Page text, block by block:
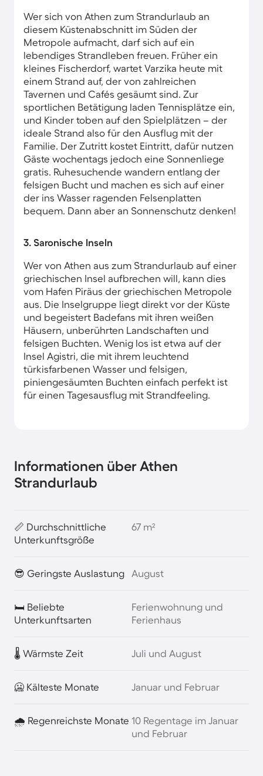
Wer sich von Athen zum Strandurlaub an
diesem Küstenabschnitt im Süden der
Metropole aufmacht, darf sich auf ein
lebendiges Strandleben freuen. Früher ein
kleines Fischerdorf, wartet Varzika heute mit
einem Strand auf, der von zahlreichen
Tavernen und Cafés gesäumt sind. Zur
sportlichen Betätigung laden Tennisplätze ein,
und Kinder toben auf den Spielplätzen – der
ideale Strand also für den Ausflug mit der
Familie. Der Zutritt kostet Eintritt, dafür nutzen
Gäste wochentags jedoch eine Sonnenliege
gratis. Ruhesuchende wandern entlang der
felsigen Bucht und machen es sich auf einer
der ins Wasser ragenden Felsenplatten
bequem. Dann aber an Sonnenschutz denken!
3. Saronische Inseln
Wer von Athen aus zum Strandurlaub auf einer
griechischen Insel aufbrechen will, kann dies
vom Hafen Piräus der griechischen Metropole
aus. Die Inselgruppe liegt direkt vor der Küste
und begeistert Badefans mit ihren weißen
Häusern, unberührten Landschaften und
felsigen Buchten. Wenig los ist etwa auf der
Insel Agistri, die mit ihrem leuchtend
türkisfarbenen Wasser und felsigen,
piniengesäumten Buchten einfach perfekt ist
für einen Tagesausflug mit Strandfeeling.
Informationen über Athen
Strandurlaub
📏 Durchschnittliche
Unterkunftsgröße
67 m²
😎 Geringste Auslastung August
🛏️ Beliebte
Unterkunftsarten
Ferienwohnung und
Ferienhaus
🌡️ Wärmste Zeit Juli und August
🥶 Kälteste Monate Januar und Februar
🌧️ Regenreichste Monate 10 Regentage im Januar
und Februar